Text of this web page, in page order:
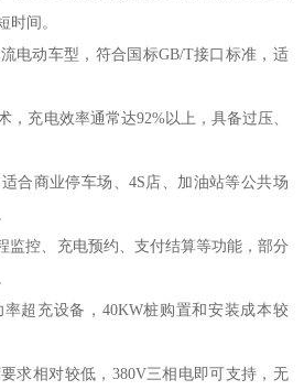
时间。
电动车型，符合国标GB/T接口标准，适
，充电效率通常达92%以上，具备过压、
合商业停车场、4S店、加油站等公共场
监控、充电预约、支付结算等功能，部分
超充设备，40KW桩购置和安装成本较
求相对较低，380V三相电即可支持，无